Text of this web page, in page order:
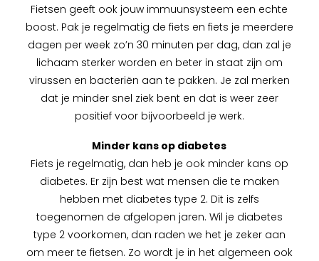
Fietsen geeft ook jouw immuunsysteem een echte
boost. Pak je regelmatig de fiets en fiets je meerdere
dagen per week zo’n 30 minuten per dag, dan zal je
lichaam sterker worden en beter in staat zijn om
virussen en bacteriën aan te pakken. Je zal merken
dat je minder snel ziek bent en dat is weer zeer
positief voor bijvoorbeeld je werk.
Minder kans op diabetes
Fiets je regelmatig, dan heb je ook minder kans op
diabetes. Er zijn best wat mensen die te maken
hebben met diabetes type 2. Dit is zelfs
toegenomen de afgelopen jaren. Wil je diabetes
type 2 voorkomen, dan raden we het je zeker aan
om meer te fietsen. Zo wordt je in het algemeen ook